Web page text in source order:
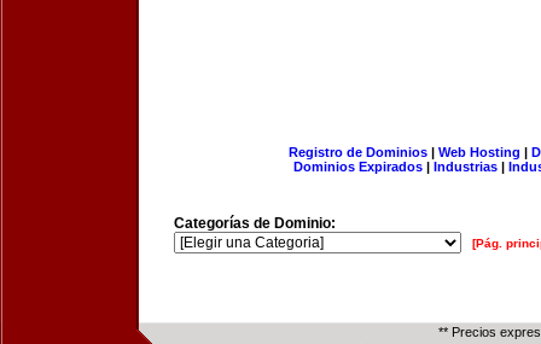
Registro de Dominios| Web Hosting |
Dominios Expirados | Industrias |
Categorías de Dominio:
[Pág.
** Precios